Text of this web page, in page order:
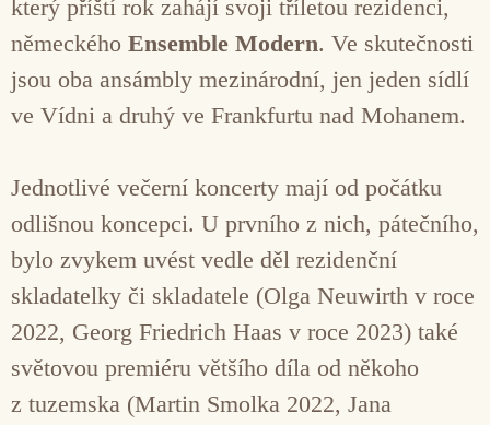
který příští rok zahájí svoji tříletou rezidenci,
německého Ensemble Modern. Ve skutečnosti
jsou oba ansámbly mezinárodní, jen jeden sídlí
ve Vídni a druhý ve Frankfurtu nad Mohanem.
Jednotlivé večerní koncerty mají od počátku
odlišnou koncepci. U prvního z nich, pátečního,
bylo zvykem uvést vedle děl rezidenční
skladatelky či skladatele (Olga Neuwirth v roce
2022, Georg Friedrich Haas v roce 2023) také
světovou premiéru většího díla od někoho
z tuzemska (Martin Smolka 2022, Jana